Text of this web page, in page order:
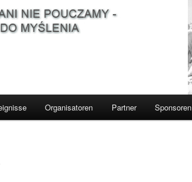
Organisatoren Partner Sponsoren